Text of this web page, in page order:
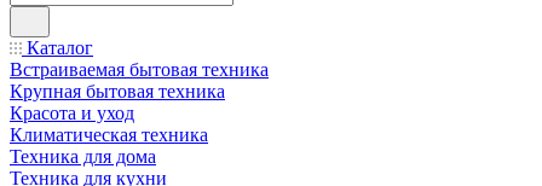
Каталог
Встраиваемая бытовая техника
Крупная бытовая техника
Красота и уход
Климатическая техника
Техника для дома
Техника для кухни